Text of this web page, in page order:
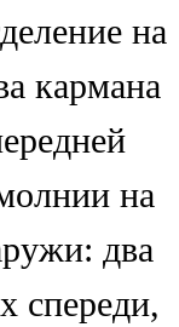
на
кармана
на
два
спереди,